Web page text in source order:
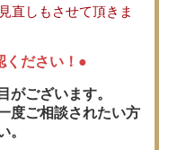
直しもさせて頂きま
ください！●
がございます。
度ご相談されたい方
。